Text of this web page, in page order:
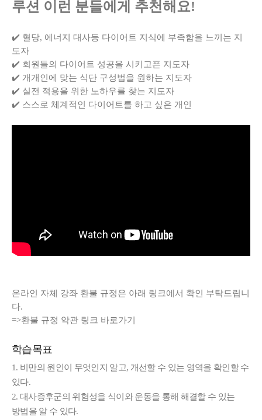
루션 이런 분들에게 추천해요!
✔️ 혈당, 에너지 대사등 다이어트 지식에 부족함을 느끼는 지
도자
✔️ 회원들의 다이어트 성공을 시키고픈 지도자
✔️ 개개인에 맞는 식단 구성법을 원하는 지도자
✔️ 실전 적용을 위한 노하우를 찾는 지도자
✔️ 스스로 체계적인 다이어트를 하고 싶은 개인
온라인 자체 강좌 환불 규정은 아래 링크에서 확인 부탁드립니
다.
=>환불 규정 약관 링크 바로가기
학습목표
1. 비만의 원인이 무엇인지 알고, 개선할 수 있는 영역을 확인할 수
있다.
2. 대사증후군의 위험성을 식이와 운동을 통해 해결할 수 있는
방법을 알 수 있다.